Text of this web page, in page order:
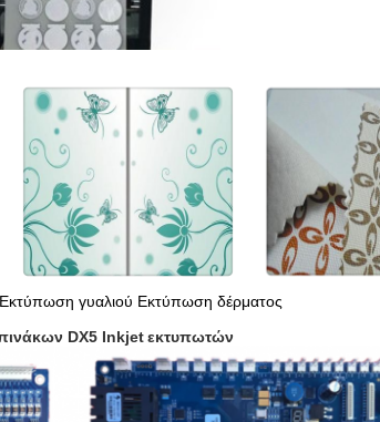
γυαλιού Εκτύπωση δέρματος
DX5 Inkjetεκτυπωτών